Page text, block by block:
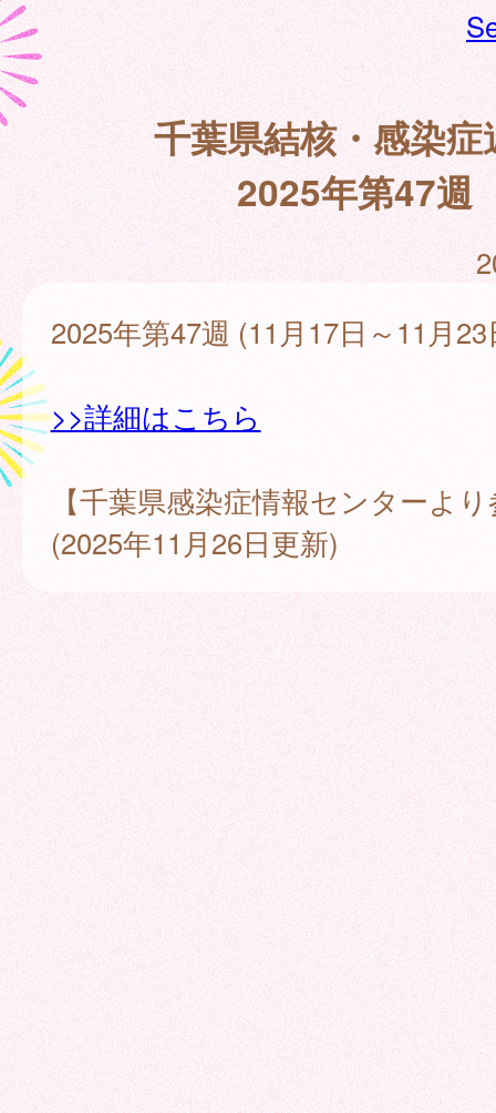
千葉県結核・感染症
2025年第47週
2025年第47週 (11月17日～11月23
>>詳細はこちら
【千葉県感染症情報センターよ
(2025年11月26日更新)